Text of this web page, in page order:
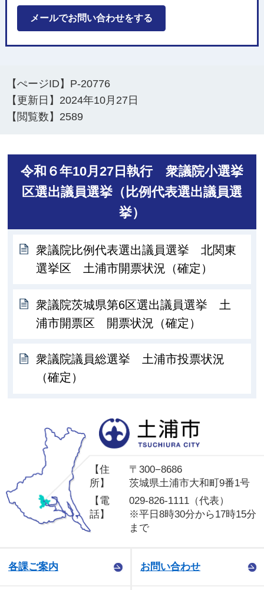
メールでお問い合わせをする
【ぺージID】 P-20776
【更新日】 2024年10月27日
【閲覧数】 2589
令和６年10月27日執行 衆議院小選挙
区選出議員選挙（比例代表選出議員選
挙）
衆議院比例代表選出議員選挙 北関東
選挙区 土浦市開票状況（確定）
衆議院茨城県第6区選出議員選挙 土
浦市開票区 開票状況（確定）
衆議院議員総選挙 土浦市投票状況
（確定）
【住
所】
〒300−8686
茨城県土浦市大和町9番1号
【電
話】
029-826-1111（代表）
※平日8時30分から17時15分
まで
各課ご案内 お問い合わせ